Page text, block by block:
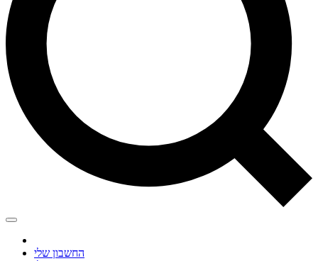
החשבון שלי